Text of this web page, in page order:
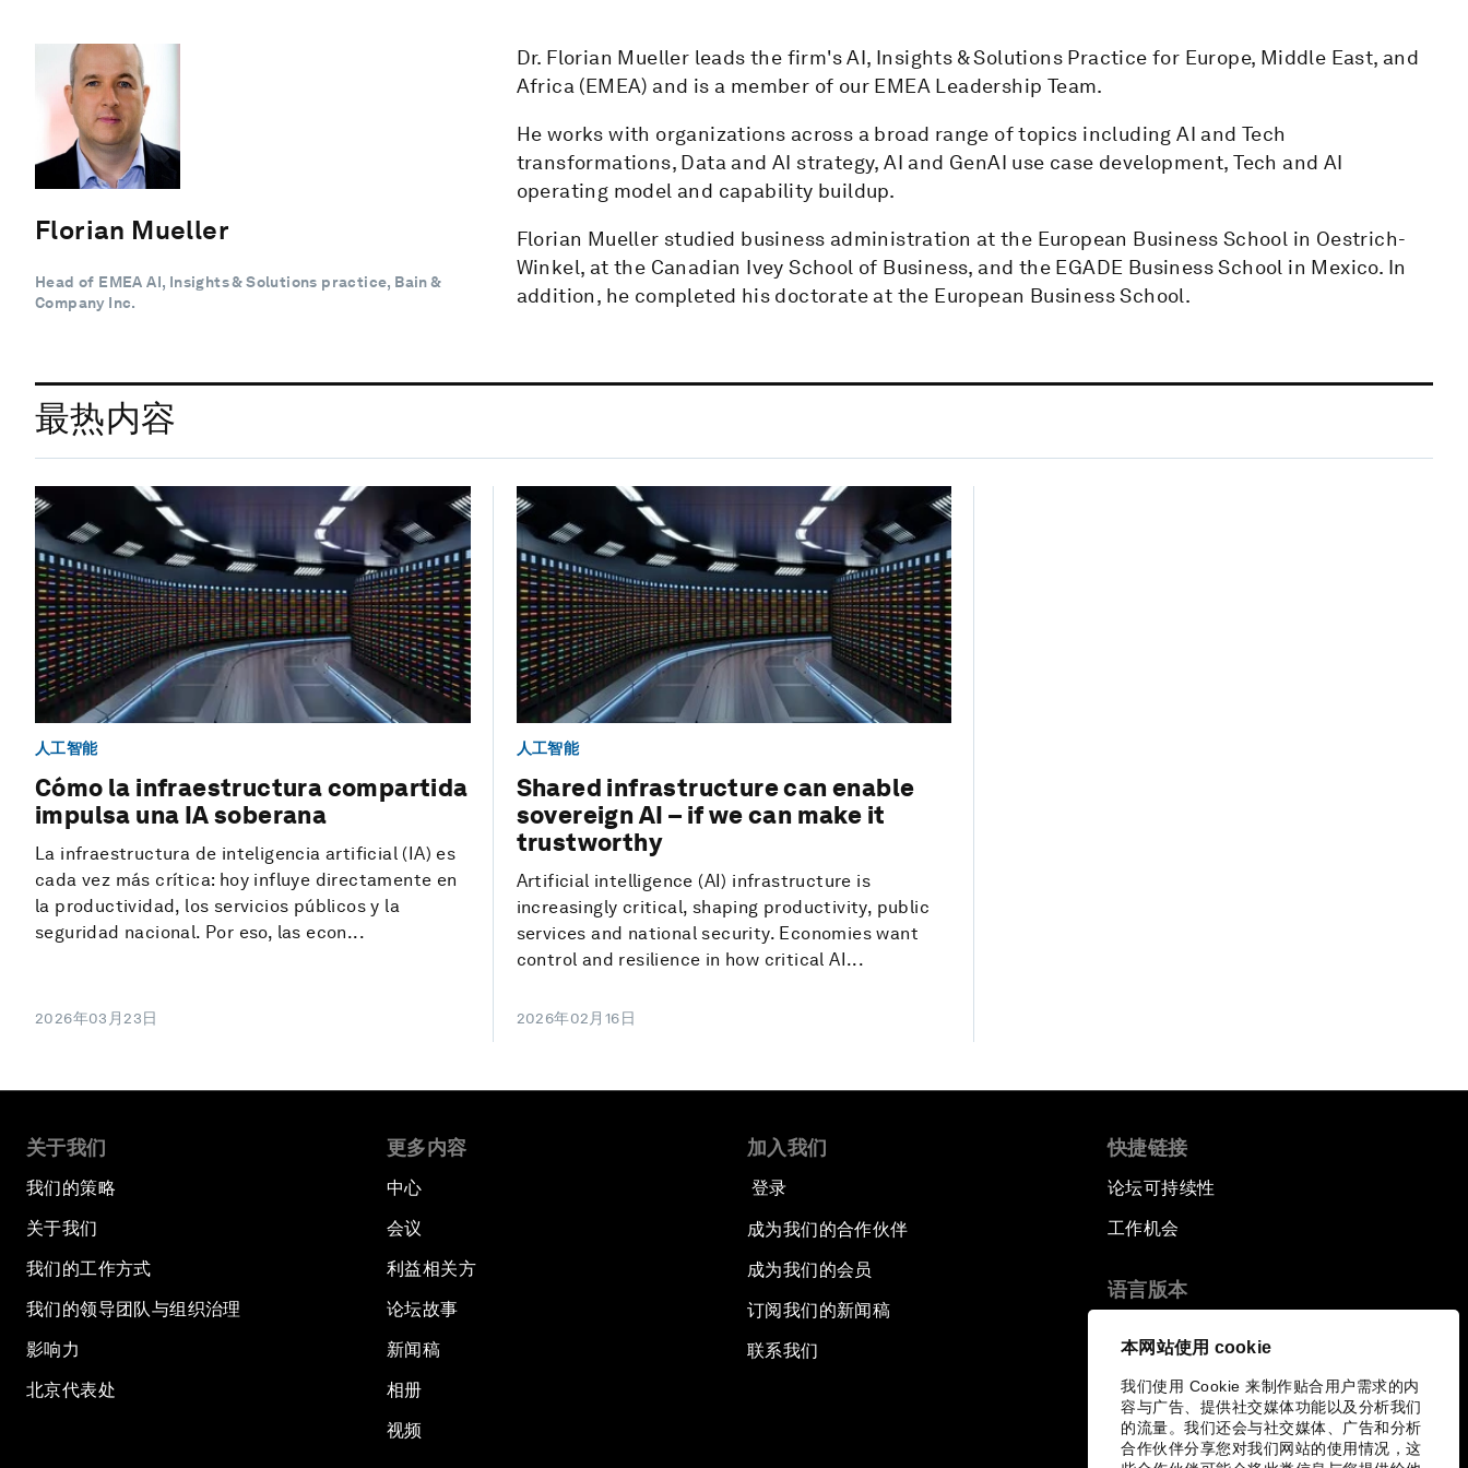
本网站使用 cookie
我们使用 Cookie 来制作贴合用户需求的内
容与广告、提供社交媒体功能以及分析我们
的流量。我们还会与社交媒体、广告和分析
合作伙伴分享您对我们网站的使用情况，这
Florian Mueller
Head of EMEA AI, Insights & Solutions practice, Bain &
Company Inc.
Dr. Florian Mueller leads the firm's AI, Insights & Solutions Practice for Europe, Middle East, and
Africa (EMEA) and is a member of our EMEA Leadership Team.
He works with organizations across a broad range of topics including AI and Tech
transformations, Data and AI strategy, AI and GenAI use case development, Tech and AI
operating model and capability buildup.
Florian Mueller studied business administration at the European Business School in Oestrich-
Winkel, at the Canadian Ivey School of Business, and the EGADE Business School in Mexico. In
addition, he completed his doctorate at the European Business School.
最热内容
人工智能
Cómo la infraestructura compartida
impulsa una IA soberana
La infraestructura de inteligencia artificial (IA) es
cada vez más crítica: hoy influye directamente en
la productividad, los servicios públicos y la
seguridad nacional. Por eso, las econ...
2026年03月23日
人工智能
Shared infrastructure can enable
sovereign AI – if we can make it
trustworthy
Artificial intelligence (AI) infrastructure is
increasingly critical, shaping productivity, public
services and national security. Economies want
control and resilience in how critical AI...
2026年02月16日
关于我们
我们的策略
关于我们
我们的工作方式
我们的领导团队与组织治理
影响力
北京代表处
更多内容
中心
会议
利益相关方
论坛故事
新闻稿
相册
视频
加入我们
登录
成为我们的合作伙伴
成为我们的会员
订阅我们的新闻稿
联系我们
快捷链接
论坛可持续性
工作机会
语言版本